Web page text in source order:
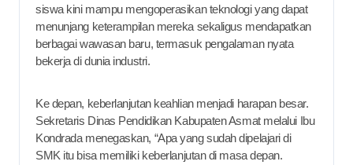
siswa kini mampu mengoperasikan teknologi yang dapat
menunjang keterampilan mereka sekaligus mendapatkan
berbagai wawasan baru, termasuk pengalaman nyata
bekerja di dunia industri.
Ke depan, keberlanjutan keahlian menjadi harapan besar.
Sekretaris Dinas Pendidikan Kabupaten Asmat melalui Ibu
Kondrada menegaskan, “Apa yang sudah dipelajari di
SMK itu bisa memiliki keberlanjutan di masa depan.